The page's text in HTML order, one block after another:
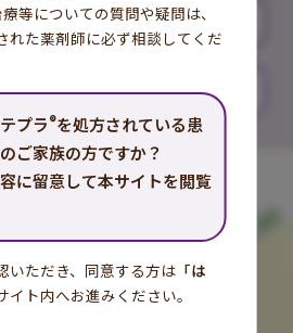
される患者さんとご家族へ Q & A
服薬日誌
Q & A
等についての質問や疑問は、
れた薬剤師に必ず相談してくだ
プラ®を処方されている患
ご家族の方ですか？
に留意して本サイトを閲覧
ただき、 同意する方は 「は
イト内へお進みください。